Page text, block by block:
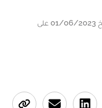
في 01/06/2023 على الساعة 10:00, تحديث بتاريخ 01/06/2023 على